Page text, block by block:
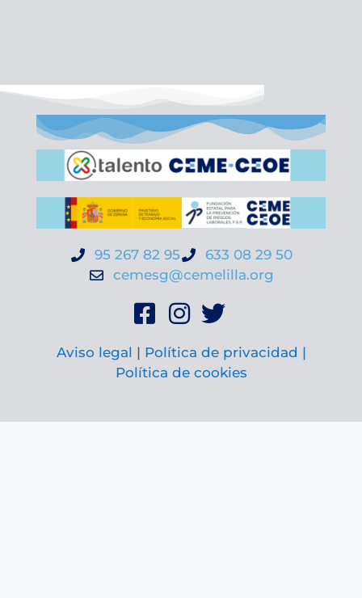
95 267 82 95
633 08 29 50
cemesg@cemelilla.org
Aviso legal | Política de privacidad |
Política de cookies